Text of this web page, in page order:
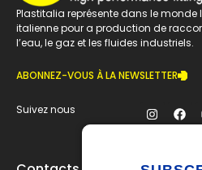
Plastitalia représente dans le monde
italienne pour a production de
l’eau, le gaz et les fluides industriels.
ABONNEZ-VOUS À LA NEWSLETTER
Suivez nous